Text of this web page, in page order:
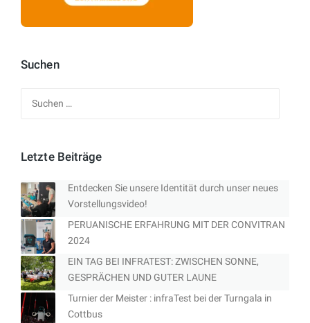
Suchen
Letzte Beiträge
Entdecken Sie unsere Identität durch unser neues
Vorstellungsvideo!
PERUANISCHE ERFAHRUNG MIT DER CONVITRAN
2024
EIN TAG BEI INFRATEST: ZWISCHEN SONNE,
GESPRÄCHEN UND GUTER LAUNE
Turnier der Meister : infraTest bei der Turngala in
Cottbus